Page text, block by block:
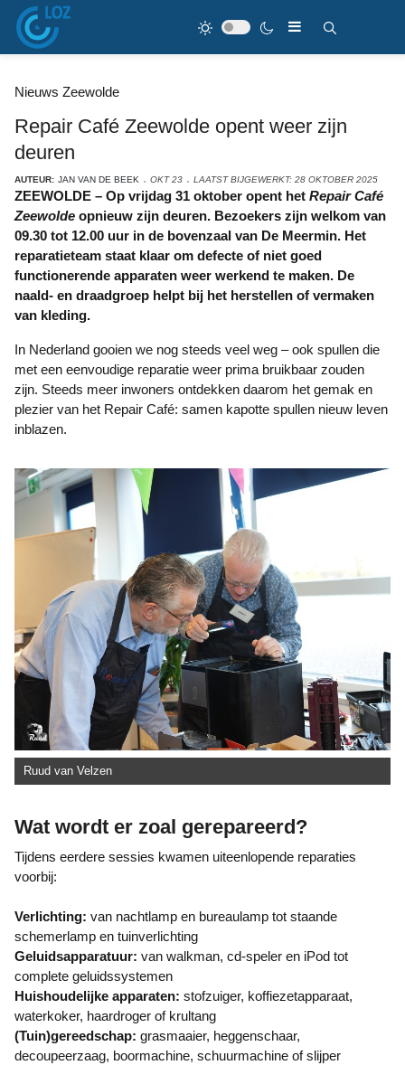
Nieuws Zeewolde
Repair Café Zeewolde opent weer zijn
deuren
AUTEUR: JAN VAN DE BEEK OKT 23 LAATST BIJGEWERKT: 28 OKTOBER 2025
ZEEWOLDE – Op vrijdag 31 oktober opent het Repair Café
Zeewolde opnieuw zijn deuren. Bezoekers zijn welkom van
09.30 tot 12.00 uur in de bovenzaal van De Meermin. Het
reparatieteam staat klaar om defecte of niet goed
functionerende apparaten weer werkend te maken. De
naald- en draadgroep helpt bij het herstellen of vermaken
van kleding.
In Nederland gooien we nog steeds veel weg – ook spullen die
met een eenvoudige reparatie weer prima bruikbaar zouden
zijn. Steeds meer inwoners ontdekken daarom het gemak en
plezier van het Repair Café: samen kapotte spullen nieuw leven
inblazen.
Ruud van Velzen
Wat wordt er zoal gerepareerd?
Tijdens eerdere sessies kwamen uiteenlopende reparaties
voorbij:
Verlichting: van nachtlamp en bureaulamp tot staande
schemerlamp en tuinverlichting
Geluidsapparatuur: van walkman, cd-speler en iPod tot
complete geluidssystemen
Huishoudelijke apparaten: stofzuiger, koffiezetapparaat,
waterkoker, haardroger of krultang
(Tuin)gereedschap: grasmaaier, heggenschaar,
decoupeerzaag, boormachine, schuurmachine of slijper